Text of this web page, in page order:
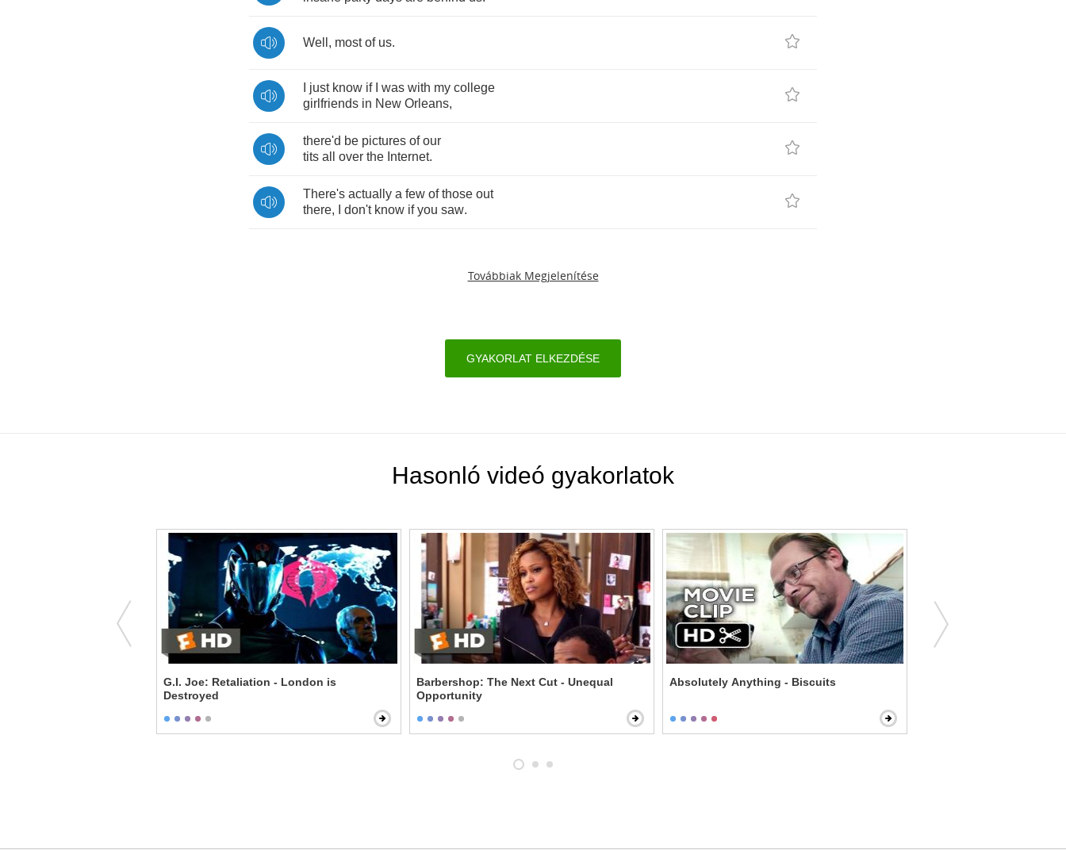
Well , most of us.
just know if was with my college
girlfriends in New Orleans,
there'd be pictures of our
tits all over the Internet.
There's actually a few of those out
there, don't know if you saw.
Továbbiak Megjelenítése
GYAKORLAT ELKEZDÉSE
Hasonló videó gyakorlatok
G.I. Joe: Retaliation - London is
Destroyed
Barbershop: The Next Cut - Unequal
Opportunity
Absolutely Anything - Biscuits